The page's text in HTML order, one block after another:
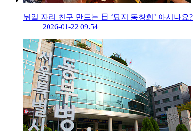
뉘일 자리 친구 만드는 日 ‘묘지 동창회’ 아시나요?
2026-01-22 09:54